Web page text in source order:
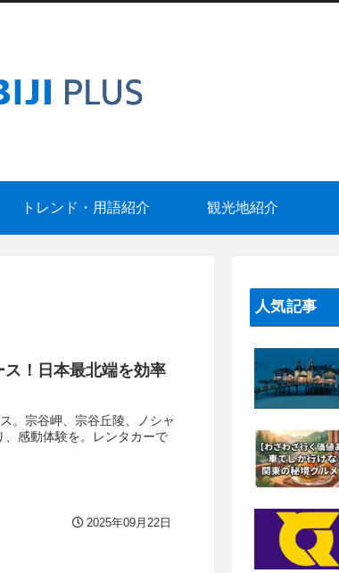
トレンド・用語紹介 観光地紹介
ス！日本最北端を効率
。宗谷岬、宗谷丘陵、ノシャ
、感動体験を。レンタカーで
2025年09月22日
人気記事